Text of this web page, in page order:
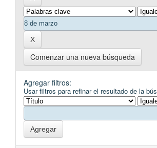
Comenzar una nueva búsqueda
Agregar filtros:
Usar filtros para refinar el resultado de la